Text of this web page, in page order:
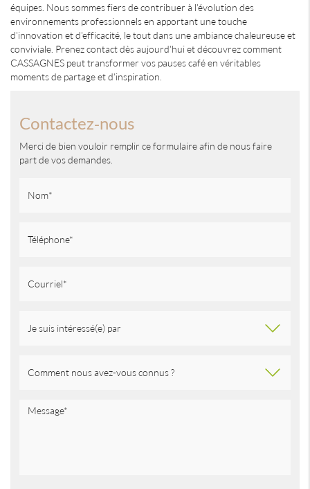
équipes. Nous sommes fiers de contribuer à l'évolution des
environnements professionnels en apportant une touche
d'innovation et d'efficacité, le tout dans une ambiance chaleureuse et
conviviale. Prenez contact dès aujourd'hui et découvrez comment
CASSAGNES peut transformer vos pauses café en véritables
moments de partage et d'inspiration.
Contactez-nous
Merci de bien vouloir remplir ce formulaire afin de nous faire
part de vos demandes.